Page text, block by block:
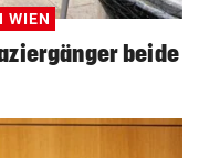
WIEN
beide